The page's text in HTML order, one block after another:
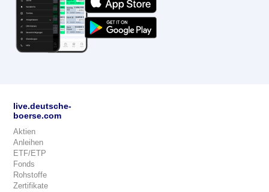
live.deutsche-
boerse.com
Aktien
Anleihen
ETF/ETP
Fonds
Rohstoffe
Zertifikate